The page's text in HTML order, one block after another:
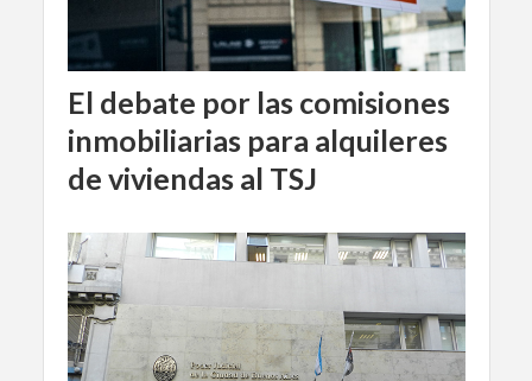
El debate por las comisiones
inmobiliarias para alquileres
de viviendas al TSJ